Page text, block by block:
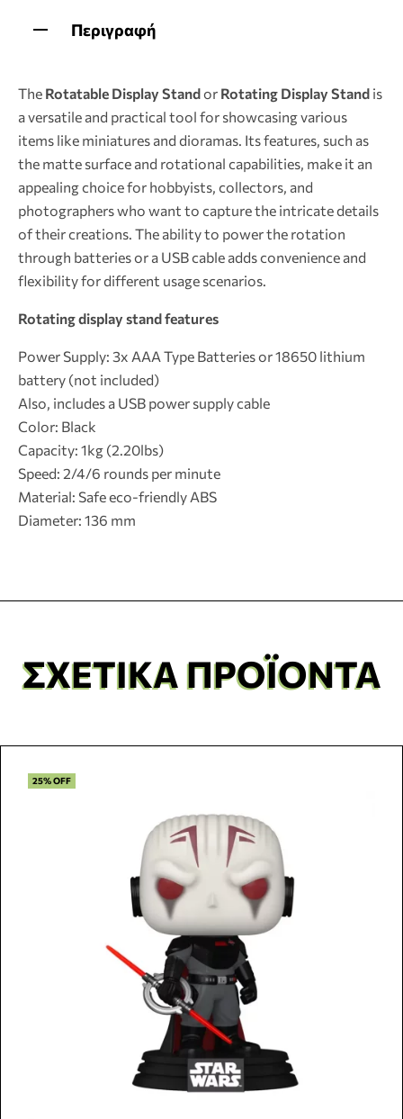
Περιγραφή
The Rotatable Display Standor Rotating Display Stand is
a versatile and practical tool for showcasing various
items like miniatures and dioramas. Its features, such as
the matte surface and rotational capabilities, make it an
appealing choice for hobbyists, collectors, and
photographers who want to capture the intricate details
of their creations. The ability to power the rotation
through batteries or a USB cable adds convenience and
flexibility for different usage scenarios.
Rotating display stand features
Power Supply: 3x AAA Type Batteries or 18650 lithium
battery (not included)
Also, includes a USB power supply cable
Color: Black
Capacity: 1kg (2.20lbs)
Speed: 2/4/6 rounds per minute
Material: Safe eco-friendly ABS
Diameter: 136 mm
ΣΧΕΤΙΚΆ ΠΡΟΪΌΝΤΑ
25% OFF